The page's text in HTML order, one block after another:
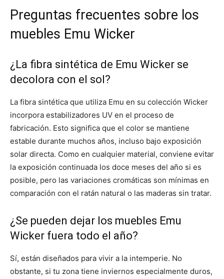
Preguntas frecuentes sobre los
muebles Emu Wicker
¿La fibra sintética de Emu Wicker se
decolora con el sol?
La fibra sintética que utiliza Emu en su colección Wicker
incorpora estabilizadores UV en el proceso de
fabricación. Esto significa que el color se mantiene
estable durante muchos años, incluso bajo exposición
solar directa. Como en cualquier material, conviene evitar
la exposición continuada los doce meses del año si es
posible, pero las variaciones cromáticas son mínimas en
comparación con el ratán natural o las maderas sin tratar.
¿Se pueden dejar los muebles Emu
Wicker fuera todo el año?
Sí, están diseñados para vivir a la intemperie. No
obstante, si tu zona tiene inviernos especialmente duros,